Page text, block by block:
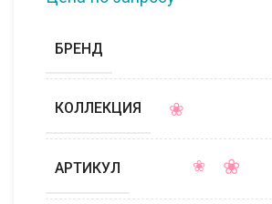
БРЕНД
КОЛЛЕКЦИЯ
АРТИКУЛ